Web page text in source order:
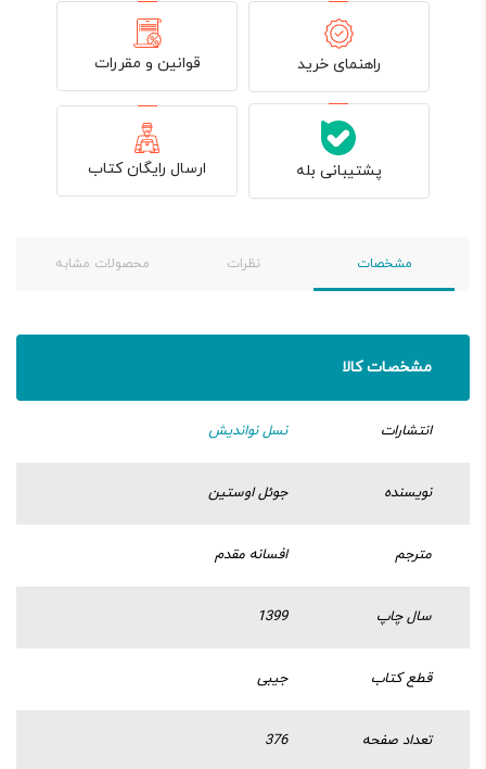
راهنمای خرید قوانین و مقررات
پشتیبانی بله ارسال رایگان کتاب
مشخصات نظرات محصولات مشابه
مشخصات کالا
انتشارات نسل نواندیش
نویسنده جوئل اوستین
مترجم افسانه مقدم
سال چاپ 1399
قطع کتاب جیبی
تعداد صفحه 376